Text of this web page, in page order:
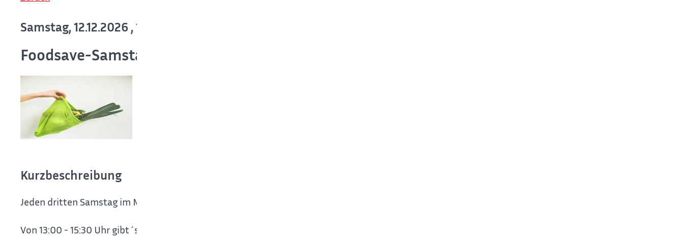
Samstag, 12.12.2026 , 13:00 - 15:30 Uhr
Foodsave-Samstag
Kurzbeschreibung
Jeden dritten Samstag im Monat kommen die Foodsaver*innen ins Deutsche Fleischermuseum.
Von 13:00 - 15:30 Uhr gibt´s gerettete Lebensmittel für ALLE - kostenlos.